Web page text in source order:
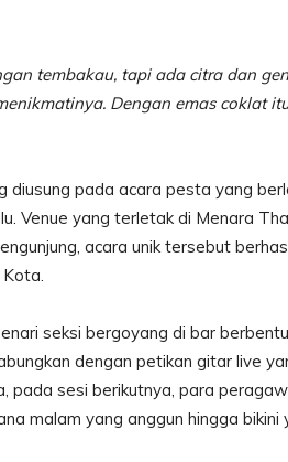
tembakau, tapi ada citra dan
Dengan emas coklat
diusung pada acara pesta yang
Venue yang terletak di Menara
acara unik tersebut
seksi bergoyang di bar
dengan petikan gitar live
pada sesi berikutnya, para
malam yang anggun hingga bikini